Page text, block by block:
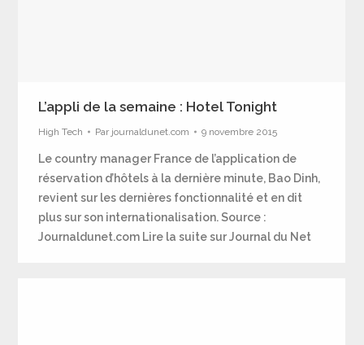
L’appli de la semaine : Hotel Tonight
High Tech Par journaldunet.com 9 novembre 2015
Le country manager France de l’application de
réservation d’hôtels à la dernière minute, Bao Dinh,
revient sur les dernières fonctionnalité et en dit
plus sur son internationalisation. Source :
Journaldunet.com Lire la suite sur Journal du Net